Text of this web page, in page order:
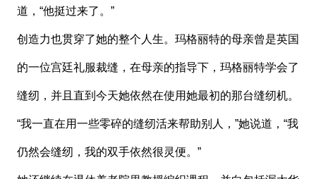
道，“他挺过来了。”
创造力也贯穿了她的整个人生。玛格丽特的母亲曾是英国
的一位宫廷礼服裁缝，在母亲的指导下，玛格丽特学会了
缝纫，并且直到今天她依然在使用她最初的那台缝纫机。
“我一直在用一些零碎的缝纫活来帮助别人，”她说道，“我
仍然会缝纫，我的双手依然很灵便。”